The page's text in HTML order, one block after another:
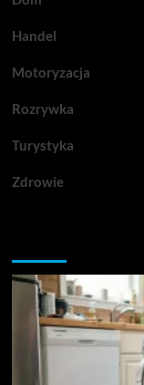
Handel
Motoryzacja
Rozrywka
Turystyka
Zdrowie